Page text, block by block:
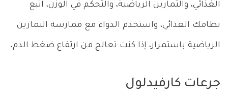
الغذائي، والتمارين الرياضية، والتحكم في الوزن، اتبع
نظامك الغذائي، واستخدم الدواء مع ممارسة التمارين
الرياضية باستمرار، إذا كنت تعالج من ارتفاع ضغط الدم.
جرعات كارفيدلول